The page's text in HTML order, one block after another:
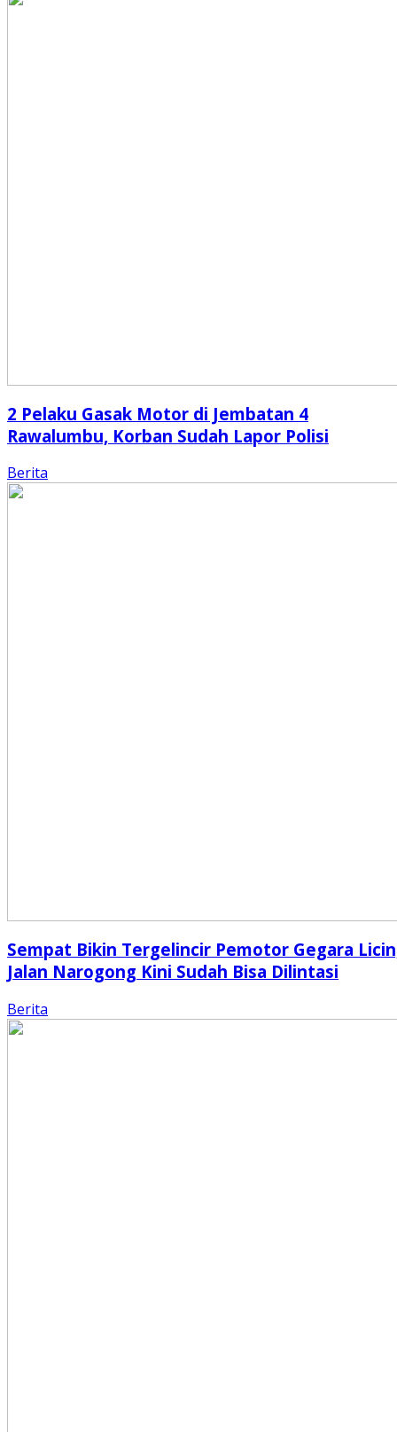
2 Pelaku Gasak Motor di Jembatan 4
Rawalumbu, Korban Sudah Lapor Polisi
Berita
Sempat Bikin Tergelincir Pemotor Gegara
Jalan Narogong Kini Sudah Bisa Dilintasi
Berita